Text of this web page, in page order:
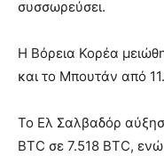
συσσωρεύσει.
Η Βόρεια Κορέα
και το Μπουτάν από
Το Ελ Σαλβαδόρ
BTC σε 7.518 BTC,